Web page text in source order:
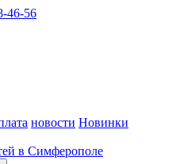
46-56
новости Новинки